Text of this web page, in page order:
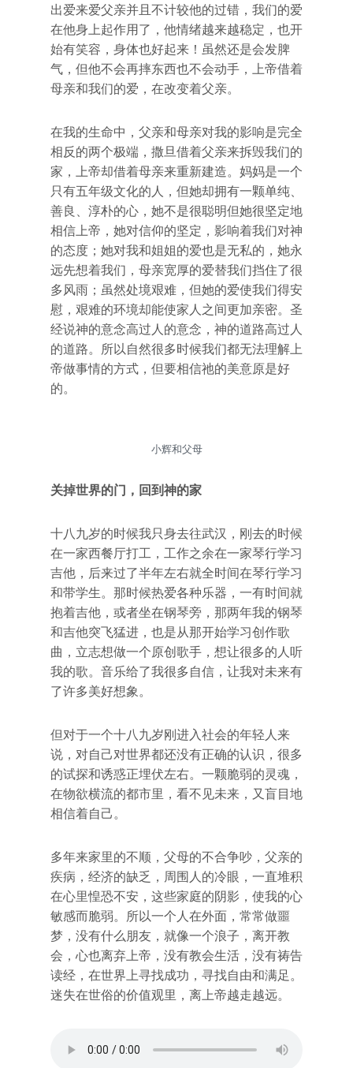
出爱来爱父亲并且不计较他的过错，我们的爱
在他身上起作用了，他情绪越来越稳定，也开
始有笑容，身体也好起来！虽然还是会发脾
气，但他不会再摔东西也不会动手，上帝借着
母亲和我们的爱，在改变着父亲。
在我的生命中，父亲和母亲对我的影响是完全
相反的两个极端，撒旦借着父亲来拆毁我们的
家，上帝却借着母亲来重新建造。妈妈是一个
只有五年级文化的人，但她却拥有一颗单纯、
善良、淳朴的心，她不是很聪明但她很坚定地
相信上帝，她对信仰的坚定，影响着我们对神
的态度；她对我和姐姐的爱也是无私的，她永
远先想着我们，母亲宽厚的爱替我们挡住了很
多风雨；虽然处境艰难，但她的爱使我们得安
慰，艰难的环境却能使家人之间更加亲密。圣
经说神的意念高过人的意念，神的道路高过人
的道路。所以自然很多时候我们都无法理解上
帝做事情的方式，但要相信祂的美意原是好
的。
小辉和父母
关掉世界的门，回到神的家
十八九岁的时候我只身去往武汉，刚去的时候
在一家西餐厅打工，工作之余在一家琴行学习
吉他，后来过了半年左右就全时间在琴行学习
和带学生。那时候热爱各种乐器，一有时间就
抱着吉他，或者坐在钢琴旁，那两年我的钢琴
和吉他突飞猛进，也是从那开始学习创作歌
曲，立志想做一个原创歌手，想让很多的人听
我的歌。音乐给了我很多自信，让我对未来有
了许多美好想象。
但对于一个十八九岁刚进入社会的年轻人来
说，对自己对世界都还没有正确的认识，很多
的试探和诱惑正埋伏左右。一颗脆弱的灵魂，
在物欲横流的都市里，看不见未来，又盲目地
相信着自己。
多年来家里的不顺，父母的不合争吵，父亲的
疾病，经济的缺乏，周围人的冷眼，一直堆积
在心里惶恐不安，这些家庭的阴影，使我的心
敏感而脆弱。所以一个人在外面，常常做噩
梦，没有什么朋友，就像一个浪子，离开教
会，心也离弃上帝，没有教会生活，没有祷告
读经，在世界上寻找成功，寻找自由和满足。
迷失在世俗的价值观里，离上帝越走越远。